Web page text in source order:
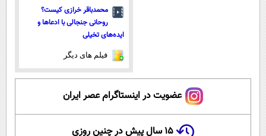
محمدباقر خرازی کیست؟
روحانی جنجالی با ادعاها و
ایده‌های تخیلی
فیلم های دیگر
عضویت در اینستاگرام عصر ایران
۱۵ سال پیش در چنین روزی